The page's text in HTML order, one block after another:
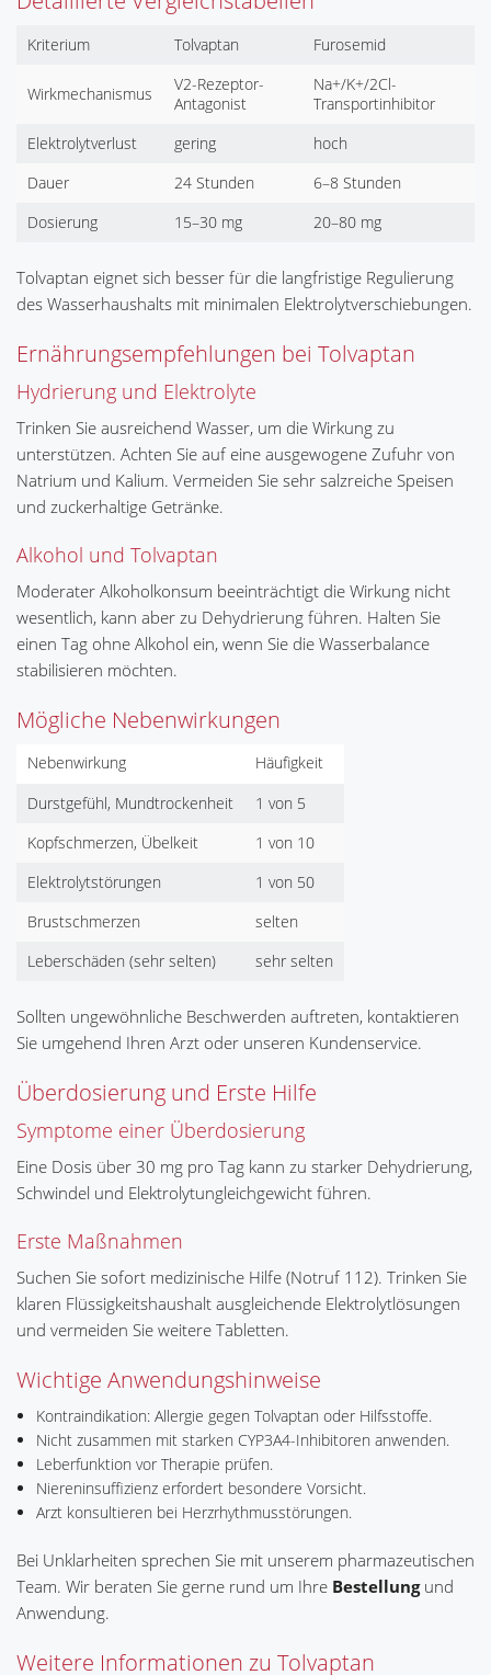
Kriterium Tolvaptan Furosemid
Wirkmechanismus
V2-Rezeptor-
Antagonist
Na+/K+/2Cl-
Transportinhibitor
Elektrolytverlust
gering
hoch
Dauer
24 Stunden
6–8 Stunden
Dosierung
15–30 mg 20–80 mg
Tolvaptan eignet sich besser für die langfristige Regulierung
des Wasserhaushalts mit minimalen Elektrolytverschiebungen.
Ernährungsempfehlungen bei Tolvaptan
Hydrierung und Elektrolyte
Trinken Sie ausreichend Wasser, um die Wirkung zu
unterstützen. Achten Sie auf eine ausgewogene Zufuhr von
Natrium und Kalium. Vermeiden Sie sehr salzreiche Speisen
und zuckerhaltige Getränke.
Alkohol und Tolvaptan
Moderater Alkoholkonsum beeinträchtigt die Wirkung nicht
wesentlich, kann aber zu Dehydrierung führen. Halten Sie
einen Tag ohne Alkohol ein, wenn Sie die Wasserbalance
stabilisieren möchten.
Mögliche Nebenwirkungen
Nebenwirkung
Häufigkeit
Durstgefühl, Mundtrockenheit
1 von 5
Kopfschmerzen, Übelkeit
1 von 10
Elektrolytstörungen
1 von 50
Brustschmerzen
selten
Leberschäden (sehr selten)
sehr selten
Sollten ungewöhnliche Beschwerden auftreten, kontaktieren
Sie umgehend Ihren Arzt oder unseren Kundenservice.
Überdosierung und Erste Hilfe
Symptome einer Überdosierung
Eine Dosis über 30 mg pro Tag kann zu starker Dehydrierung,
Schwindel und Elektrolytungleichgewicht führen.
Erste Maßnahmen
Suchen Sie sofort medizinische Hilfe (Notruf 112). Trinken Sie
klaren Flüssigkeitshaushalt ausgleichende Elektrolytlösungen
und vermeiden Sie weitere Tabletten.
Wichtige Anwendungshinweise
Kontraindikation: Allergie gegen Tolvaptan oder Hilfsstoffe.
Nicht zusammen mit starken CYP3A4-Inhibitoren anwenden.
Leberfunktion vor Therapie prüfen.
Niereninsuffizienz erfordert besondere Vorsicht.
Arzt konsultieren bei Herzrhythmusstörungen.
Bei Unklarheiten sprechen Sie mit unserem pharmazeutischen
Team. Wir beraten Sie gerne rund um Ihre Bestellungund
Anwendung.
Weitere Informationen zu Tolvaptan